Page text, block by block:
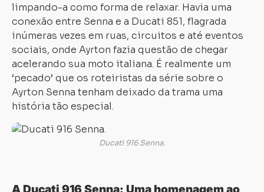
limpando-a como forma de relaxar. Havia uma
conexão entre Senna e a Ducati 851, flagrada
inúmeras vezes em ruas, circuitos e até eventos
sociais, onde Ayrton fazia questão de chegar
acelerando sua moto italiana. É realmente um
‘pecado’ que os roteiristas da série sobre o
Ayrton Senna tenham deixado da trama uma
história tão especial.
Ducati 916 Senna.
A Ducati 916 Senna: Uma homenagem ao